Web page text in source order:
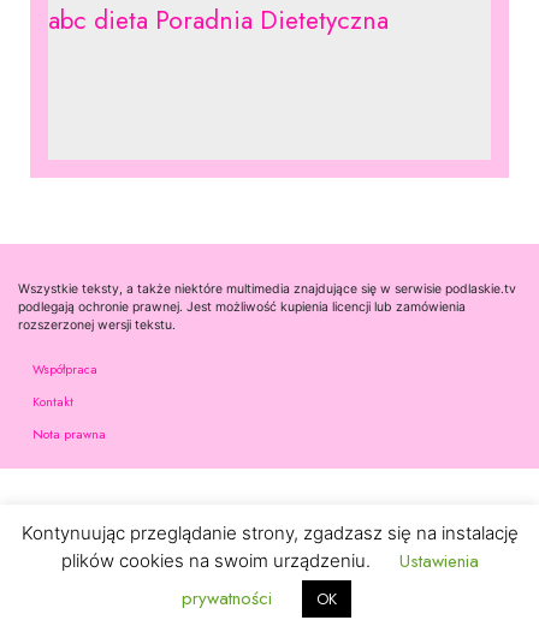
abc dieta Poradnia Dietetyczna
Wszystkie teksty, a także niektóre multimedia znajdujące się w serwisie podlaskie.tv
podlegają ochronie prawnej. Jest możliwość kupienia licencji lub zamówienia
rozszerzonej wersji tekstu.
Współpraca
Kontakt
Nota prawna
Kontynuując przeglądanie strony, zgadzasz się na instalację
plików cookies na swoim urządzeniu.
Ustawienia
prywatności
OK